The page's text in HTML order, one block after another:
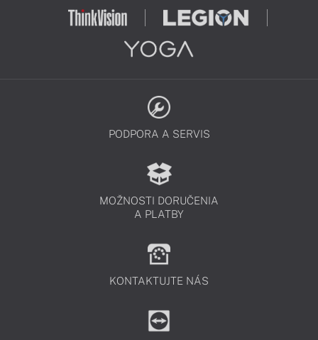
PODPORA A SERVIS
MOŽNOSTI DORUČENIA
A PLATBY
KONTAKTUJTE NÁS